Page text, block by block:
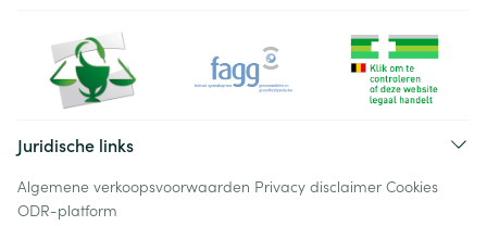
Juridische links
Algemene verkoopsvoorwaarden Privacy disclaimer Cookies
ODR-platform